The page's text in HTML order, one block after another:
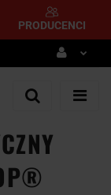
PRODUCENCI
Zaloguj się
Dodaj zgłoszenie